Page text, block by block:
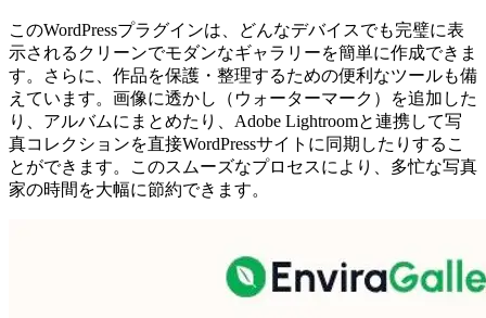
このWordPressプラグインは、どんなデバイスでも完璧に表
示されるクリーンでモダンなギャラリーを簡単に作成できま
す。さらに、作品を保護・整理するための便利なツールも備
えています。画像に透かし（ウォーターマーク）を追加した
り、アルバムにまとめたり、Adobe Lightroomと連携して写
真コレクションを直接WordPressサイトに同期したりするこ
とができます。このスムーズなプロセスにより、多忙な写真
家の時間を大幅に節約できます。